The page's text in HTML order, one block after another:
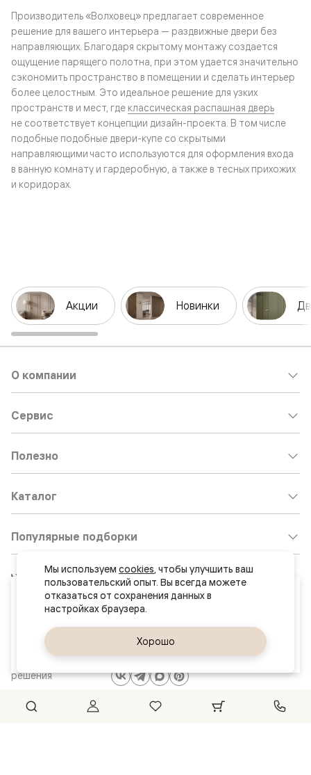
Ваш город
Сургут
Производитель «Волховец» предлагает современное
решение для вашего интерьера — раздвижные двери без
направляющих. Благодаря скрытому монтажу создается
ощущение парящего полотна, при этом удается значительно
сэкономить пространство в помещении и сделать интерьер
более целостным. Это идеальное решение для узких
пространств и мест, где классическая распашная дверь
не соответствует концепции дизайн-проекта. В том числе
подобные подобные двери-купе со скрытыми
направляющими часто используются для оформления входа
в ванную комнату и гардеробную, а также в тесных прихожих
и коридорах.
Акции Новинки
решения
О компании
Сервис
Полезно
Каталог
Популярные подборки
Клиентский центр: 8 800 511 30 95
Почта по общим вопросам:
8800@volhovez.natm.ru
Обратный звонок
Сайт не является публичной офертой
Мы используем cookies, чтобы улучшить ваш
пользовательский опыт. Вы всегда можете
отказаться от сохранения данных в
Хорошо